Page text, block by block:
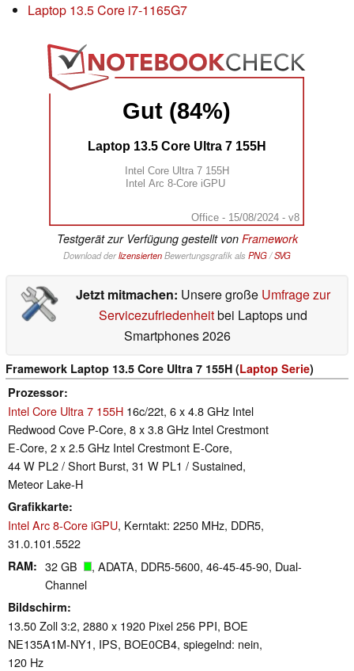
Laptop 13.5 Core i7-1165G7
Gut (84%)
Laptop 13.5 Core Ultra 7 155H
Intel Core Ultra 7 155H
Intel Arc 8-Core iGPU
Office - 15/08/2024 - v8
Testgerät zur Verfügung gestellt von Framework
Download derlizensiertenBewertungsgrafik als PNG/SVG
Jetzt mitmachen: Unsere große Umfrage zur
Servicezufriedenheitbei Laptops und
Smartphones 2026
Framework Laptop 13.5 Core Ultra 7 155H (Laptop Serie)
Prozessor
Intel Core Ultra 7 155H 16c/22t, 6 x 4.8 GHz Intel
Redwood Cove P-Core, 8 x 3.8 GHz Intel Crestmont
E-Core, 2 x 2.5 GHz Intel Crestmont E-Core,
44 W PL2 / Short Burst, 31 W PL1 / Sustained,
Meteor Lake-H
Grafikkarte
Intel Arc 8-Core iGPU, Kerntakt: 2250 MHz, DDR5,
31.0.101.5522
RAM 32 GB
, ADATA, DDR5-5600, 46-45-45-90, Dual-
Channel
Bildschirm
13.50 Zoll 3:2, 2880 x 1920 Pixel 256 PPI, BOE
NE135A1M-NY1, IPS, BOE0CB4, spiegelnd: nein,
120 Hz